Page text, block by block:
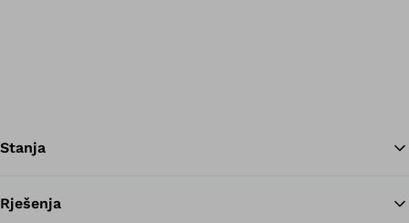
Stanja
Rješenja